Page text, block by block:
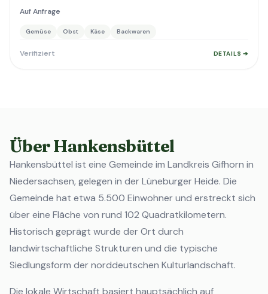
Auf Anfrage
Gemüse Obst Käse Backwaren
Verifiziert DETAILS ➔
Über Hankensbüttel
Hankensbüttel ist eine Gemeinde im Landkreis Gifhorn in
Niedersachsen, gelegen in der Lüneburger Heide. Die
Gemeinde hat etwa 5.500 Einwohner und erstreckt sich
über eine Fläche von rund 102 Quadratkilometern.
Historisch geprägt wurde der Ort durch
landwirtschaftliche Strukturen und die typische
Siedlungsform der norddeutschen Kulturlandschaft.
Die lokale Wirtschaft basiert hauptsächlich auf